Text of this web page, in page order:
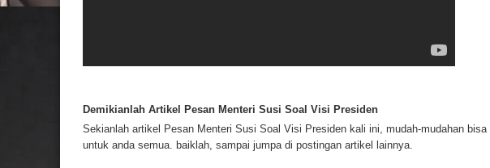
Demikianlah Artikel Pesan Menteri Susi Soal Visi Presiden
Sekianlah artikel Pesan Menteri Susi Soal Visi Presiden kali ini, mudah-mudahan
untuk anda semua. baiklah, sampai jumpa di postingan artikel lainnya.